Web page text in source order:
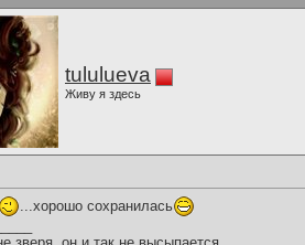
tululueva
Живу я здесь
...хорошо сохранилась